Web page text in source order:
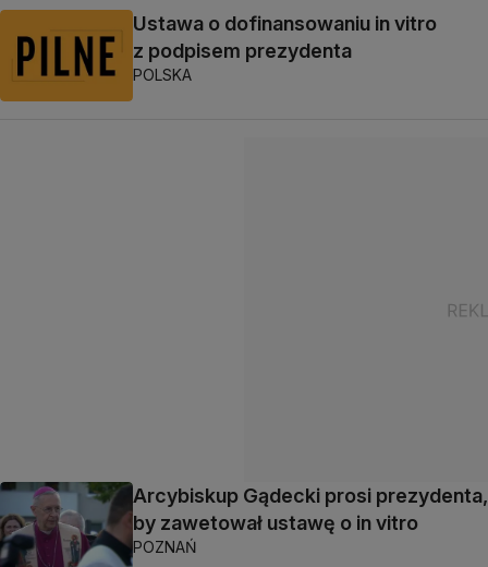
Ustawa o dofinansowaniu in vitro
z podpisem prezydenta
POLSKA
Arcybiskup Gądecki prosi prezydenta,
by zawetował ustawę o in vitro
POZNAŃ